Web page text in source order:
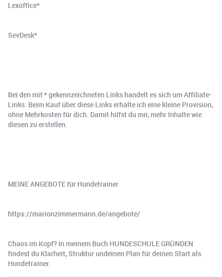
Lexoffice*
SevDesk*
Bei den mit * gekennzeichneten Links handelt es sich um Affiliate-
Links. Beim Kauf über diese Links erhalte ich eine kleine Provision,
ohne Mehrkosten für dich. Damit hilfst du mir, mehr Inhalte wie
diesen zu erstellen.
MEINE ANGEBOTE für Hundetrainer
https://marionzimmermann.de/angebote/
Chaos im Kopf? In meinem Buch HUNDESCHULE GRÜNDEN
findest du Klarheit, Struktur undeinen Plan für deinen Start als
Hundetrainer.